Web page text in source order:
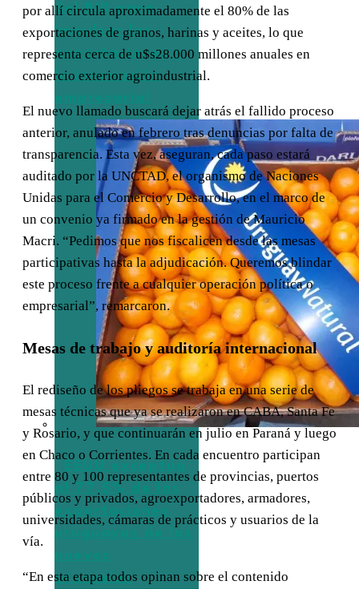
del BID para
impulsar las
exportaciones y
la innovación
empresarial
EEUU exceptúa
al 77,5% de las
exportaciones
uruguayas de los
nuevos
aranceles
por allí circula aproximadamente el 80% de las
exportaciones de granos, harinas y aceites, lo que
representa cerca de u$s28.000 millones anuales en
comercio exterior agroindustrial.
El nuevo llamado buscará dejar atrás el fallido proceso
anterior, anulado en febrero tras denuncias por falta de
transparencia. Esta vez, aseguran, cada paso estará
auditado por la UNCTAD, el organismo de Naciones
Unidas para el Comercio y Desarrollo, en el marco de
un convenio ya firmado en la gestión de Mauricio
Macri. “Pedimos que nos fiscalicen desde las mesas
participativas hasta la adjudicación. Queremos blindar
este proceso frente a cualquier operación política o
empresarial”, remarcaron.
Mesas de trabajo y auditoría internacional
El rediseño de los pliegos se trabaja en una serie de
mesas técnicas que ya se realizaron en CABA, Santa Fe
y Rosario, y que continuarán en julio en Paraná y luego
en Chaco o Corrientes. En cada encuentro participan
entre 80 y 100 representantes de provincias, puertos
públicos y privados, agroexportadores, armadores,
universidades, cámaras de prácticos y usuarios de la
vía.
“En esta etapa todos opinan sobre el contenido